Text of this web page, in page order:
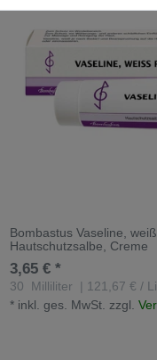
Bombastus Vaseline,
Hautschutzsalbe, Creme
3,65 € *
30 Milliliter
| 121,67 € /
* inkl. ges. MwSt. zzgl.